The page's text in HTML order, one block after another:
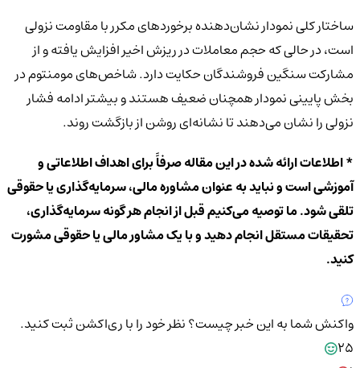
ساختار کلی نمودار نشان‌دهنده برخوردهای مکرر با مقاومت نزولی
است، در حالی که حجم معاملات در ریزش اخیر افزایش یافته و از
مشارکت سنگین فروشندگان حکایت دارد. شاخص‌های مومنتوم در
بخش پایینی نمودار همچنان ضعیف هستند و بیشتر ادامه فشار
نزولی را نشان می‌دهند تا نشانه‌ای روشن از بازگشت روند.
* اطلاعات ارائه شده در این مقاله صرفاً برای اهداف اطلاعاتی و
آموزشی است و نباید به عنوان مشاوره مالی، سرمایه‌گذاری یا حقوقی
تلقی شود. ما توصیه می‌کنیم قبل از انجام هر گونه سرمایه‌گذاری،
تحقیقات مستقل انجام دهید و با یک مشاور مالی یا حقوقی مشورت
کنید.
واکنش شما به این خبر چیست؟نظر خود را با ری‌اکشن ثبت کنید.
25